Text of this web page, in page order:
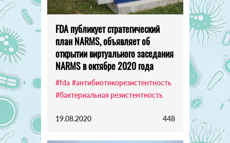
FDA публикует стратегический
план NARMS, объявляет об
открытии виртуального заседания
NARMS в октябре 2020 года
#fda #антибиотикорезистентность
#бактериальная резистентность
19.08.2020 448